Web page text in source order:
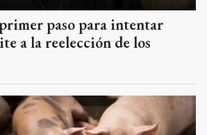
paso para intentar
a la reelección de los